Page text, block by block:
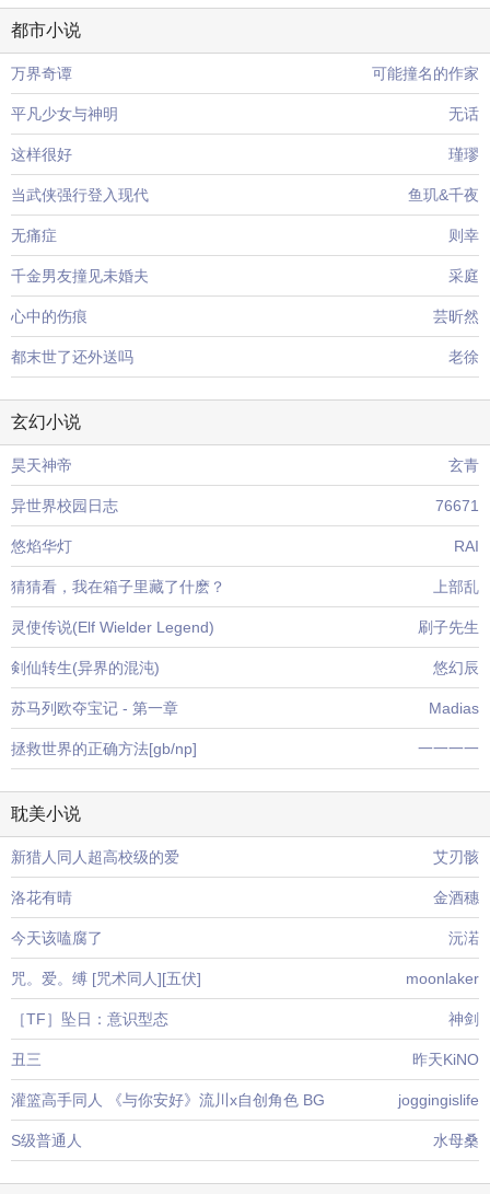
都市小说
万界奇谭 可能撞名的作家
平凡少女与神明 无话
这样很好 瑾璆
当武侠强行登入现代 鱼玑&千夜
无痛症 则幸
千金男友撞见未婚夫 采庭
心中的伤痕 芸昕然
都末世了还外送吗 老徐
玄幻小说
昊天神帝 玄青
异世界校园日志 76671
悠焰华灯 RAI
猜猜看，我在箱子里藏了什麽？ 上部乱
灵使传说(Elf Wielder Legend) 刷子先生
剣仙转生(异界的混沌) 悠幻辰
苏马列欧夺宝记 - 第一章 Madias
拯救世界的正确方法[gb/np] 一一一一
耽美小说
新猎人同人超高校级的爱 艾刃骸
洛花有晴 金酒穗
今天该嗑腐了 沅渃
咒。爱。缚 [咒术同人][五伏] moonlaker
［TF］坠日：意识型态 神剑
丑三 昨天KiNO
灌篮高手同人 《与你安好》流川x自创角色 BG joggingislife
S级普通人 水母桑